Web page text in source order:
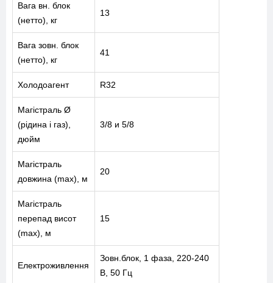
Вага вн. блок
(нетто), кг
13
Вага зовн. блок
(нетто), кг
41
Холодоагент R32
Магістраль Ø
(рідина і газ),
дюйм
3/8 и 5/8
Магістраль
довжина (max), м
20
Магістраль
перепад висот
(max), м
15
Електроживлення
Зовн.блок, 1 фаза, 220-240
В, 50 Гц
МЕНЮ
ПОСЛУГИ
КАТАЛОГ
ПРО НАС